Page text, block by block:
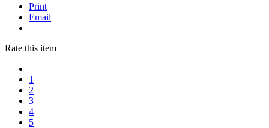
Print
Email
Rate this item
1
2
3
4
5